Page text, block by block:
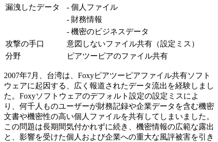
漏洩したデータ
- 個人ファイル
- 財務情報
- 機密のビジネスデータ
攻撃の手口
意図しないファイル共有（設定ミス）
分野
ピアツーピアのファイル共有
2007年7月、台湾は、Foxyピアツーピアファイル共有ソフト
ウェアに起因する、広く報道されたデータ流出を経験しまし
た。Foxyソフトウェアのデフォルト設定の設定ミスによ
り、何千人ものユーザーが財務記録や企業データを含む機密
文書や機密性の高い個人ファイルを共有してしまいました。
この問題は長期間気付かれずに続き、機密情報の広範な露出
と、影響を受けた個人および企業への重大な風評被害を引き